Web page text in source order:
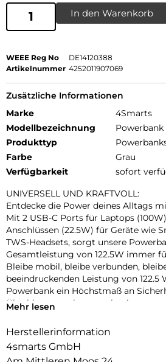
In den Warenkorb
WEEE Reg No
DE14120388
Artikelnummer 4252011907069
Zusätzliche Informationen
Marke
4Smarts
Modellbezeichnung
Produkttyp
Farbe
Grau
Verfügbarkeit
sofort
UNIVERSELL UND KRAFTVOLL:
Entdecke die Power deines Alltags
Mit 2 USB-C Ports für Laptops
Anschlüssen (22.5W) für Geräte wie
TWS-Headsets, sorgt unsere
Gesamtleistung von 122.5W immer
Bleibe mobil, bleibe verbunden,
beeindruckenden Leistung von 122.5
Powerbank ein Höchstmaß an
Überhitzungsschutzmechanismen
sicher für den täglichen Gebrauch.
HOHE KAPAZITÄT UND
Mehr lesen
Herstellerinformation
4smarts GmbH